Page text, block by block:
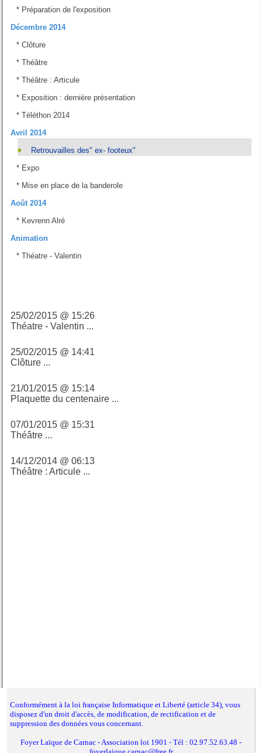
* Préparation de l'exposition
Décembre 2014
* Clôture
* Théâtre
* Théâtre : Articule
* Exposition : dernière présentation
* Téléthon 2014
Avril 2014
Retrouvailles des" ex- footeux"
* Expo
* Mise en place de la banderole
Août 2014
* Kevrenn Alré
Animation
* Théatre - Valentin
25/02/2015 @ 15:26
Théatre - Valentin ...
25/02/2015 @ 14:41
Clôture ...
21/01/2015 @ 15:14
Plaquette du centenaire ...
07/01/2015 @ 15:31
Théâtre ...
14/12/2014 @ 06:13
Théâtre : Articule ...
Conformément à la loi française Informatique et Liberté (article 34), vous
disposez d'un droit d'accès, de modification, de rectification et de
suppression des données vous concernant.
Foyer Laïque de Carnac - Association loi 1901 - Tél : 02.97.52.63.48 -